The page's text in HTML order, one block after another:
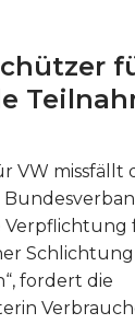
VW missfällt
Verpflichtung
fordert die